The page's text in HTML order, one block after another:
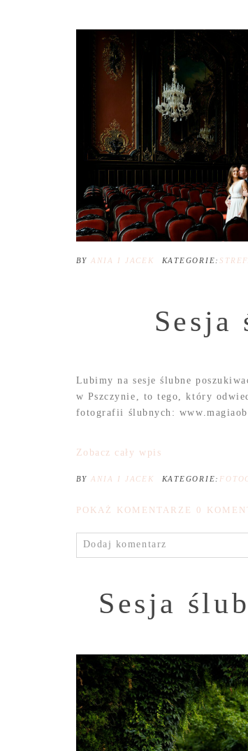
BY ANIA I JACEK KATEGORIE:
Sesja
Lubimy na sesje ślubne
w Pszczynie, to tego, który
fotografii ślubnych:
Zobacz cały wpis
BY ANIA I JACEK KATEGORIE:
POKAŻ KOMENTARZE 0
Dodaj komentarz
Sesja